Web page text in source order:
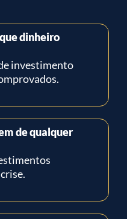
dinheiro
investimento
de qualquer